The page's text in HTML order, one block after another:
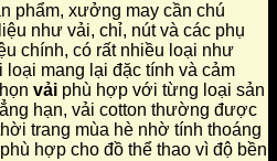
phẩm, xưởng may cần chú
như vải, chỉ, nút và các phụ
chính, có rất nhiều loại như
loại mang lại đặc tính và cảm
vải phù hợp với từng loại sản
hạn, vải cotton thường được
trang mùa hè nhờ tính thoáng
hợp cho đồ thể thao vì độ bền